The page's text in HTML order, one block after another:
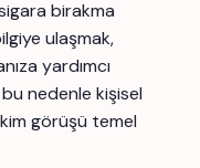
birakma
ulaşmak,
yardımcı
nedenle kişisel
görüşü temel